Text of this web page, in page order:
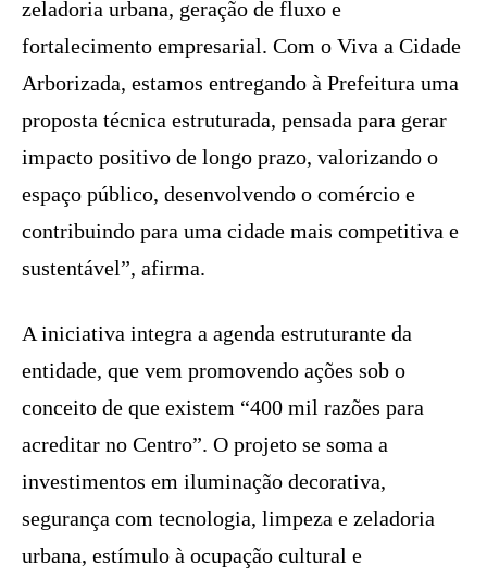
zeladoria urbana, geração de fluxo e
fortalecimento empresarial. Com o Viva a Cidade
Arborizada, estamos entregando à Prefeitura uma
proposta técnica estruturada, pensada para gerar
impacto positivo de longo prazo, valorizando o
espaço público, desenvolvendo o comércio e
contribuindo para uma cidade mais competitiva e
sustentável”, afirma.
A iniciativa integra a agenda estruturante da
entidade, que vem promovendo ações sob o
conceito de que existem “400 mil razões para
acreditar no Centro”. O projeto se soma a
investimentos em iluminação decorativa,
segurança com tecnologia, limpeza e zeladoria
urbana, estímulo à ocupação cultural e